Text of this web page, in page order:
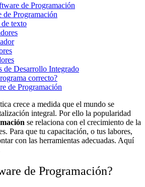
de Programación
de Programación
texto
de Desarrollo Integrado
correcto?
de Programación
crece a medida que el mundo se
integral. Por ello la popularidad
se relaciona con el crecimiento de la
Para que tu capacitación, o tus labores,
con las herramientas adecuadas. Aquí
de Programación?